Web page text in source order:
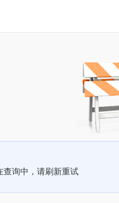
查询中，请刷新重试